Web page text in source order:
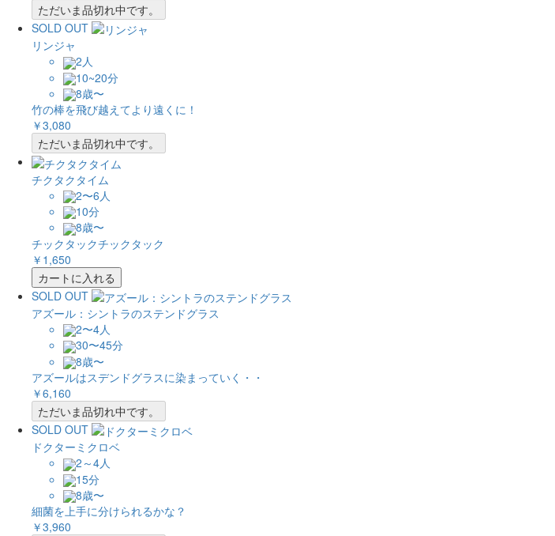
ただいま品切れ中です。
SOLD OUT
リンジャ
2人
10~20分
8歳〜
竹の棒を飛び越えてより遠くに！
￥3,080
ただいま品切れ中です。
チクタクタイム
2〜6人
10分
8歳〜
チックタックチックタック
￥1,650
カートに入れる
SOLD OUT
アズール：シントラのステンドグラス
2〜4人
30〜45分
8歳〜
アズールはスデンドグラスに染まっていく・・
￥6,160
ただいま品切れ中です。
SOLD OUT
ドクターミクロベ
2～4人
15分
8歳〜
細菌を上手に分けられるかな？
￥3,960